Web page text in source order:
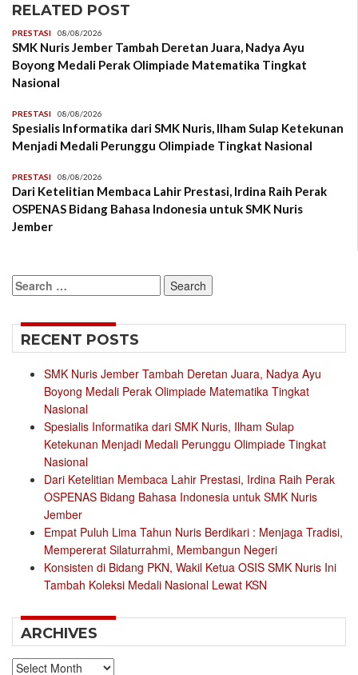
RELATED POST
PRESTASI 08/08/2026
SMK Nuris Jember Tambah Deretan Juara, Nadya Ayu
Boyong Medali Perak Olimpiade Matematika Tingkat
Nasional
PRESTASI 08/08/2026
Spesialis Informatika dari SMK Nuris, Ilham Sulap Ketekunan
Menjadi Medali Perunggu Olimpiade Tingkat Nasional
PRESTASI 08/08/2026
Dari Ketelitian Membaca Lahir Prestasi, Irdina Raih Perak
OSPENAS Bidang Bahasa Indonesia untuk SMK Nuris
Jember
Search
for:
RECENT POSTS
SMK Nuris Jember Tambah Deretan Juara, Nadya Ayu
Boyong Medali Perak Olimpiade Matematika Tingkat
Nasional
Spesialis Informatika dari SMK Nuris, Ilham Sulap
Ketekunan Menjadi Medali Perunggu Olimpiade Tingkat
Nasional
Dari Ketelitian Membaca Lahir Prestasi, Irdina Raih Perak
OSPENAS Bidang Bahasa Indonesia untuk SMK Nuris
Jember
Empat Puluh Lima Tahun Nuris Berdikari : Menjaga Tradisi,
Mempererat Silaturrahmi, Membangun Negeri
Konsisten di Bidang PKN, Wakil Ketua OSIS SMK Nuris Ini
Tambah Koleksi Medali Nasional Lewat KSN
ARCHIVES
Archives